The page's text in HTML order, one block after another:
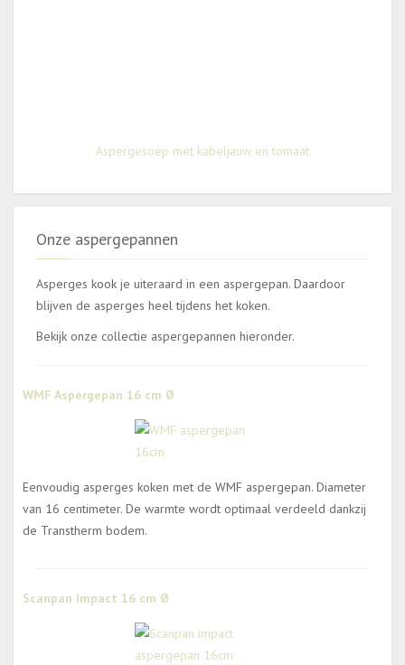
Aspergesoep met kabeljauw en tomaat
Onze aspergepannen
Asperges kook je uiteraard in een aspergepan. Daardoor
blijven de asperges heel tijdens het koken.
Bekijk onze collectie aspergepannen hieronder.
WMF Aspergepan 16 cm Ø
Eenvoudig asperges koken met de WMF aspergepan. Diameter
van 16 centimeter. De warmte wordt optimaal verdeeld dankzij
de Transtherm bodem.
Scanpan Impact 16 cm Ø